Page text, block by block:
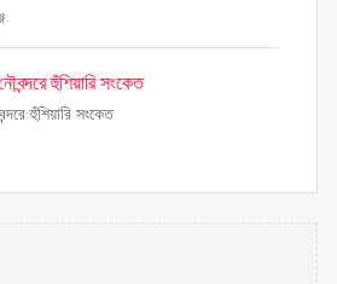
হুঁশিয়ারি সংকেত
হুঁশিয়ারি সংকেত